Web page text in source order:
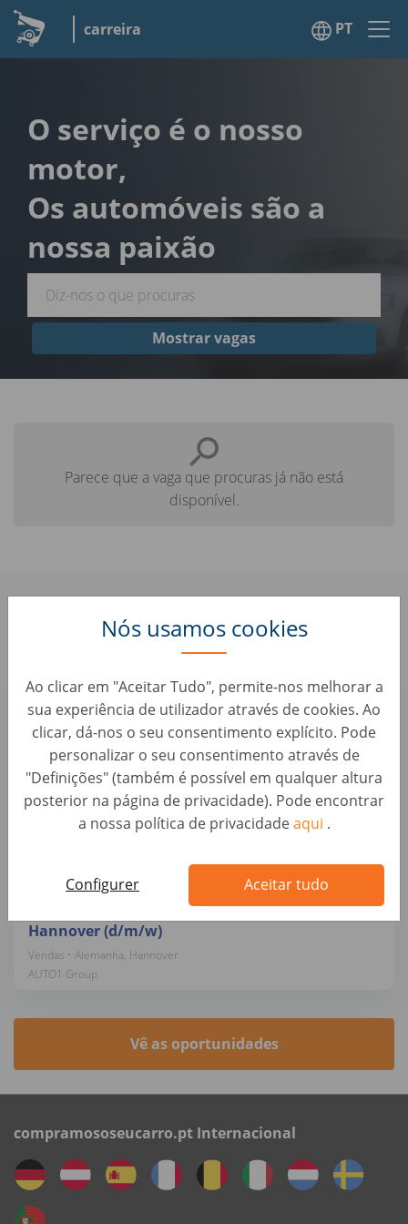
carreira PT
Nós usamos cookies
Ao clicar em "Aceitar Tudo", permite-nos melhorar a
sua experiência de utilizador através de cookies. Ao
clicar, dá-nos o seu consentimento explícito. Pode
personalizar o seu consentimento através de
"Definições" (também é possível em qualquer altura
posterior na página de privacidade). Pode encontrar
a nossa política de privacidadeaqui .
Configurer Aceitar tudo
O serviço é o nosso
motor,
Os automóveis são a
nossa paixão
Mostrar vagas
Parece que a vaga que procuras já não está
disponível.
Confere aqui algumas vagas
parecidas que te podem interessar:
Sales Operations Analyst - Planning &
Performance Team (m/w/d)
Vendas • Alemanha, Berlin
AUTO1 Group
Account Manager B2B - Remote (d/m/w)
Vendas • Alemanha, Berlin
Sales Manager B2B / Telesales - Hybrid in
Hannover (d/m/w)
Vendas • Alemanha, Hannover
AUTO1 Group
Vê as oportunidades
compramososeucarro.pt Internacional